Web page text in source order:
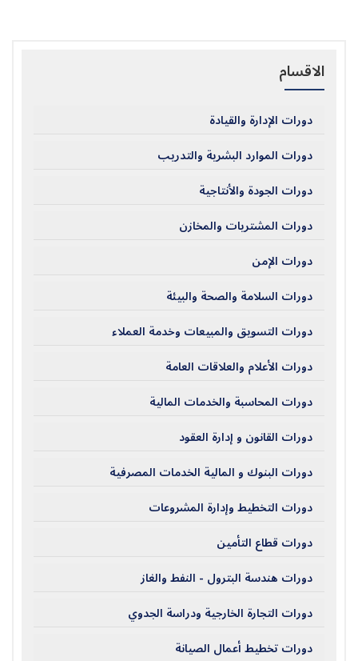
الاقسام
دورات الإدارة والقيادة
دورات الموارد البشرية والتدريب
دورات الجودة والأنتاجية
دورات المشتريات والمخازن
دورات الإمن
دورات السلامة والصحة والبيئة
دورات التسويق والمبيعات وخدمة العملاء
دورات الأعلام والعلاقات العامة
دورات المحاسبة والخدمات المالية
دورات القانون و إدارة العقود
دورات البنوك و المالية الخدمات المصرفية
دورات التخطيط وإدارة المشروعات
دورات قطاع التأمين
دورات هندسة البترول - النفط والغاز
دورات التجارة الخارجية ودراسة الجدوي
دورات تخطيط أعمال الصيانة